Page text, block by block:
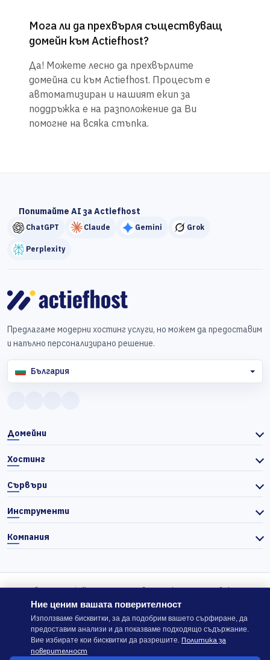
Мога ли да прехвърля съществуващ
домейн към Actiefhost?
Да! Можете лесно да прехвърлите
домейна си към Actiefhost. Процесът е
автоматизиран и нашият екип за
поддръжка е на разположение да Ви
помогне на всяка стъпка.
Попитайте AI за Actiefhost
ChatGPT Claude Gemini Grok
Perplexity
Предлагаме модерни хостинг услуги, но можем да предоставим
и напълно персонализирано решение.
България
Домейни
Хостинг
Сървъри
Инструменти
Компания
© 2026 Actiefhost. Съгласно българското търговско
законодателство цените в сайта се показват без ДДС, а ДДС се
изчислява отделно при завършване на поръчката, когато е
приложимо.
Ние ценим вашата поверителност
Използваме бисквитки, за да подобрим вашето сърфиране, да
предоставим анализи и да показваме подходящо съдържание.
Вие избирате кои бисквитки да разрешите. Политика за
поверителност